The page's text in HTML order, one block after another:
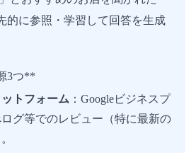
的に参照・学習して回答を生成
3つ**
トフォーム ：Googleビジネスプ
グ等でのレビュー（特に最新の